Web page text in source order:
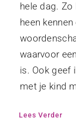
hele dag.
heen
waarvoor
is. Ook geef
met je kind
Lees Verder